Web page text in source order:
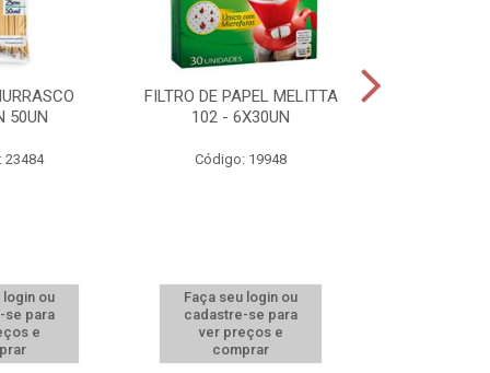
50UN
23484
login ou
se para
e
FILTRO DE PAPEL MELITTA
102 - 6X30UN
Código: 19948
Faça seu login ou
cadastre-se para
ver preços e
comprar